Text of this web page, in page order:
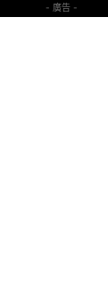
- 廣告 -